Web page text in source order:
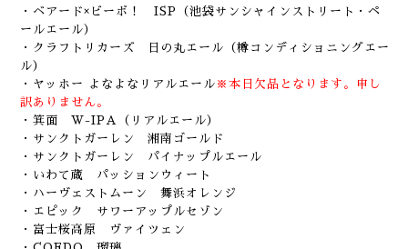
・ベアード×ビーボ！ ISP（池袋サンシャインストリート・ペ
ールエール）
・クラフトリカーズ 日の丸エール（樽コンディショニングエー
ル）
・ヤッホー よなよなリアルエール ※本日欠品となります。申し
訳ありません。
・箕面 W-IPA（リアルエール）
・サンクトガーレン 湘南ゴールド
・サンクトガーレン パイナップルエール
・いわて蔵 パッションウィート
・ハーヴェストムーン 舞浜オレンジ
・エピック サワーアップルセゾン
・富士桜高原 ヴァイツェン